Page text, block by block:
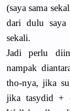
(saya sama
dari dulu saya
sekali.
Jadi perlu
nampak
tho-nya, jika
jika tasydid +